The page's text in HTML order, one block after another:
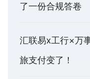
了一份合规答卷
汇联易x工行×万
旅支付变了！